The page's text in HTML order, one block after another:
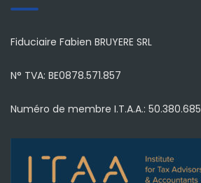
Fiduciaire Fabien BRUYERE SRL
N° TVA: BE0878.571.857
Numéro de membre I.T.A.A.: 50.380.685